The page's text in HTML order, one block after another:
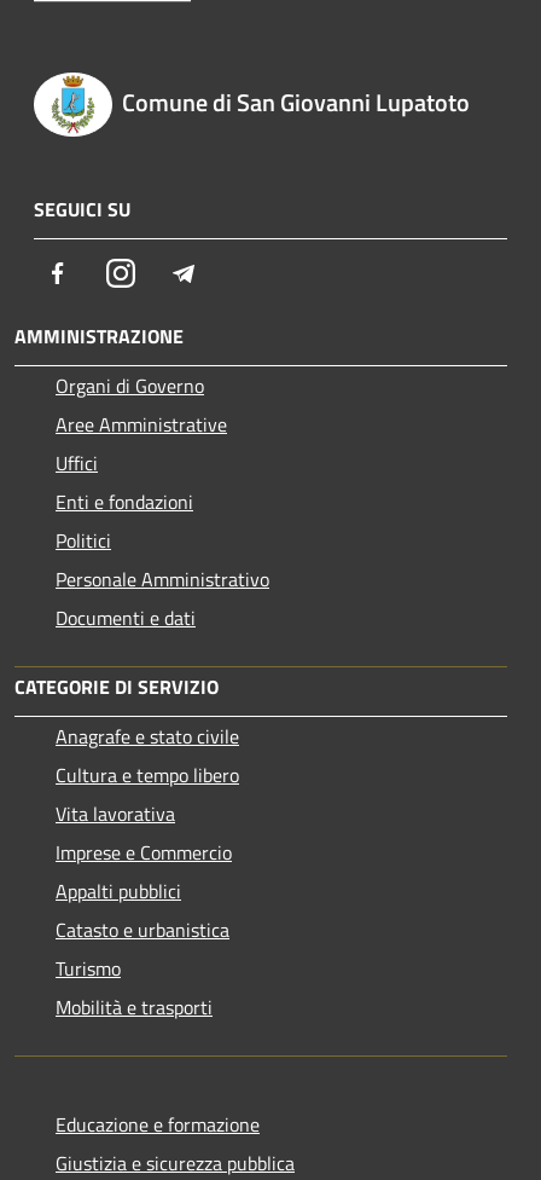
Comune di San Giovanni Lupatoto
SEGUICI SU
FacebookInstagram
AMMINISTRAZIONE
Organi di Governo
Aree Amministrative
Uffici
Enti e fondazioni
Politici
Personale Amministrativo
Documenti e dati
CATEGORIE DI SERVIZIO
Anagrafe e stato civile
Cultura e tempo libero
Vita lavorativa
Imprese e Commercio
Appalti pubblici
Catasto e urbanistica
Turismo
Mobilità e trasporti
Educazione e formazione
Giustizia e sicurezza pubblica